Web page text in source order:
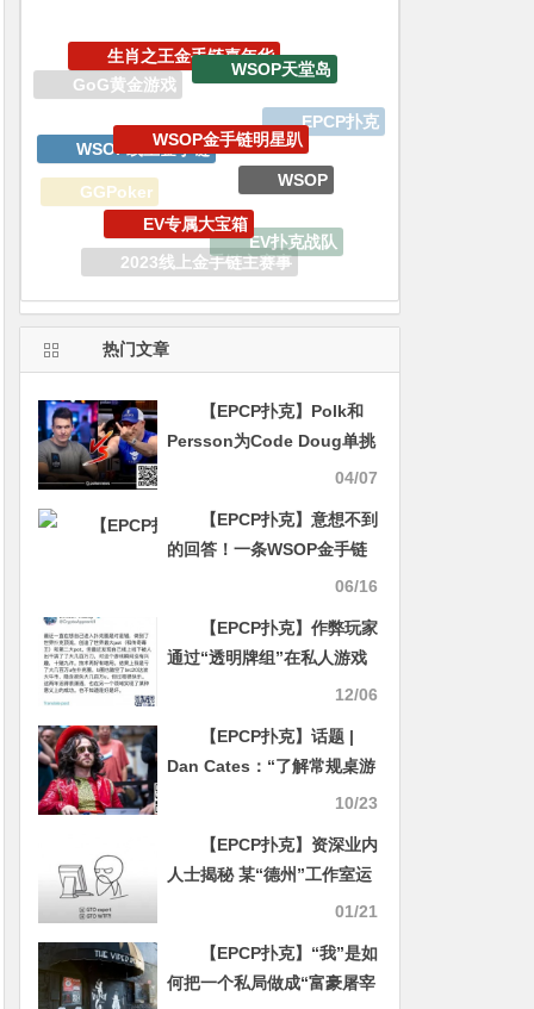
WSOP天堂岛
EPCP扑克
iPhone15 Pro Max无限量赠送
GGPoker
WSOP线上金手链
WSOP金手链明星趴
WSOP
EV扑克战队
2023线上金手链主赛事
EV专属大宝箱
热门文章
【EPCP扑克】Polk和
Persson为Code Doug单挑
04/07
【EPCP扑克】意想不到
的回答！一条WSOP金手链
06/16
【EPCP扑克】作弊玩家
通过“透明牌组”在私人游戏
里盈利几百万刀，“永赚教12/06
【EPCP扑克】话题 |
Dan Cates：“了解常规桌游
戏可以帮助你赢得结构缓慢
10/23
【EPCP扑克】资深业内
人士揭秘 某“德州”工作室运
01/21
【EPCP扑克】“我”是如
何把一个私局做成“富豪屠宰